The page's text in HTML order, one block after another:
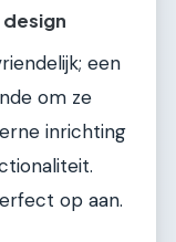
een
om ze
inrichting
op aan.